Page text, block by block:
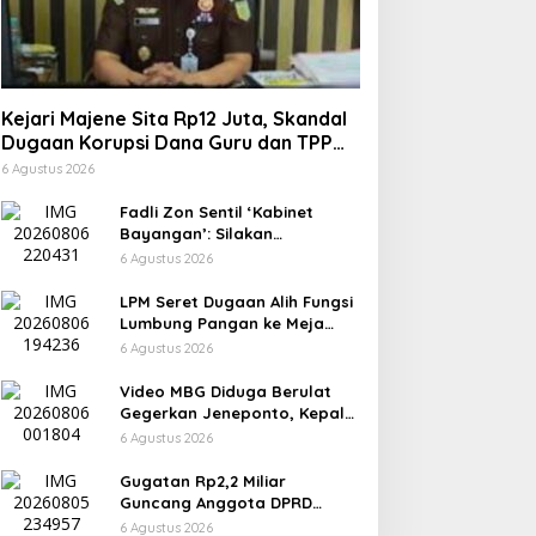
Kejari Majene Sita Rp12 Juta, Skandal
Dugaan Korupsi Dana Guru dan TPP
Mulai Terkuak
6 Agustus 2026
Fadli Zon Sentil ‘Kabinet
Bayangan’: Silakan
Mengkritik, Asal Jangan
6 Agustus 2026
LPM Seret Dugaan Alih Fungsi
Lumbung Pangan ke Meja
Jaksa, Kejari Jeneponto
Dokumen
6 Agustus 2026
Video MBG Diduga Berulat
Gegerkan Jeneponto, Kepala
SPPG Bungeng Buka Suara
6 Agustus 2026
Gugatan Rp2,2 Miliar
Guncang Anggota DPRD
Jeneponto, Mediasi Gagal
6 Agustus 2026